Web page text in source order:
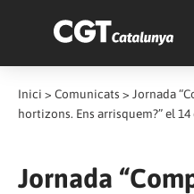
Inici > Comunicats > Jornada
hortizons. Ens arrisquem?” el
Jornada